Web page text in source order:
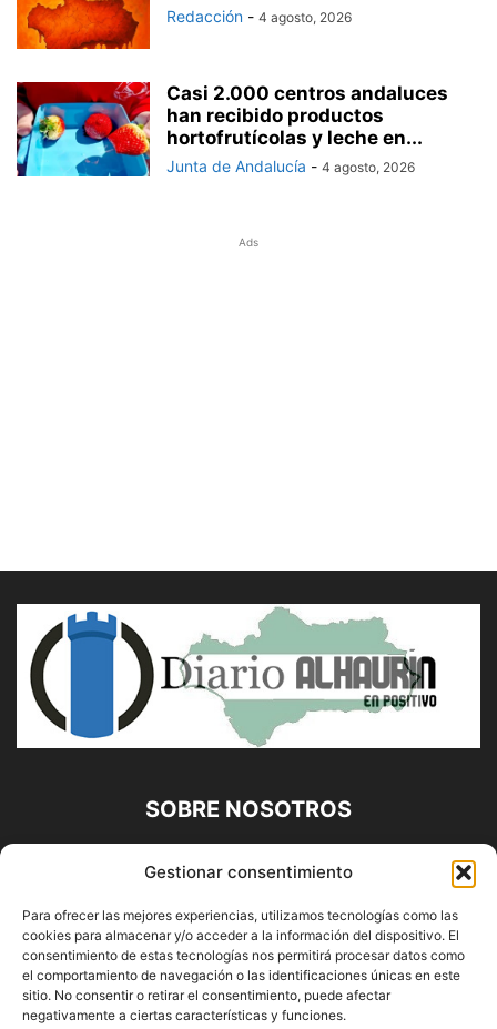
Gestionar consentimiento
Para ofrecer las mejores experiencias, utilizamos tecnologías como las
cookies para almacenar y/o acceder a la información del dispositivo. El
consentimiento de estas tecnologías nos permitirá procesar datos como
el comportamiento de navegación o las identificaciones únicas en este
sitio. No consentir o retirar el consentimiento, puede afectar
negativamente a ciertas características y funciones.
Redacción - 4 agosto, 2026
Casi 2.000 centros andaluces
han recibido productos
hortofrutícolas y leche en...
Junta de Andalucía - 4 agosto, 2026
Ads
SOBRE NOSOTROS
Diario Alhaurín (www.alhaurindelatorre.com) Propiedad de
Francisco E. López López | 639 95 71 95 | Noticias de
Alhaurín de la Torre, Málaga y Provincia|
Contáctanos:info@alhaurindelatorre.com
SÍGUENOS